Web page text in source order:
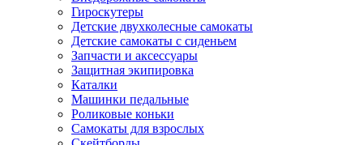
Гироскутеры
Детские двухколесные самокаты
Детские самокаты с сиденьем
Запчасти и аксессуары
Защитная экипировка
Каталки
Машинки педальные
Роликовые коньки
Самокаты для взрослых